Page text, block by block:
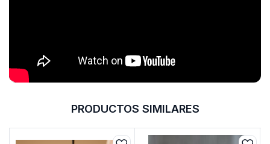
PRODUCTOS SIMILARES